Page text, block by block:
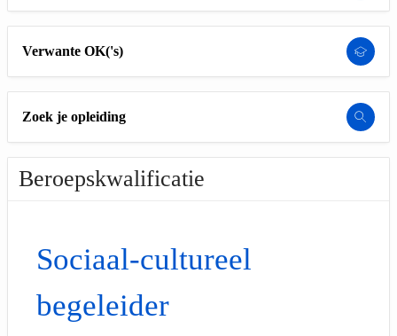
Verwante OK('s)
Zoek je opleiding
Beroepskwalificatie
Sociaal-cultureel
begeleider